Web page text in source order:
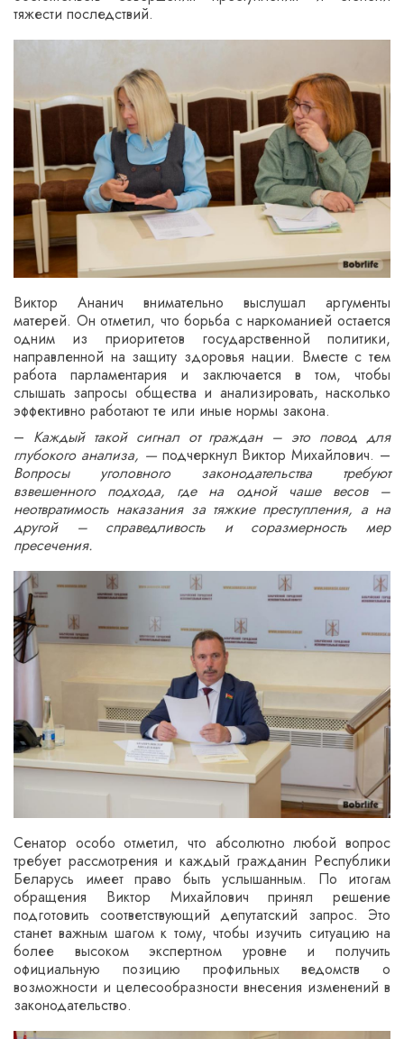
тяжести последствий.
Виктор Ананич внимательно выслушал аргументы
матерей. Он отметил, что борьба с наркоманией остается
одним из приоритетов государственной политики,
направленной на защиту здоровья нации. Вместе с тем
работа парламентария и заключается в том, чтобы
слышать запросы общества и анализировать, насколько
эффективно работают те или иные нормы закона.
– Каждый такой сигнал от граждан – это повод для
глубокого анализа, — подчеркнул Виктор Михайлович. –
Вопросы уголовного законодательства требуют
взвешенного подхода, где на одной чаше весов –
неотвратимость наказания за тяжкие преступления, а на
другой – справедливость и соразмерность мер
пресечения.
Сенатор особо отметил, что абсолютно любой вопрос
требует рассмотрения и каждый гражданин Республики
Беларусь имеет право быть услышанным. По итогам
обращения Виктор Михайлович принял решение
подготовить соответствующий депутатский запрос. Это
станет важным шагом к тому, чтобы изучить ситуацию на
более высоком экспертном уровне и получить
официальную позицию профильных ведомств о
возможности и целесообразности внесения изменений в
законодательство.